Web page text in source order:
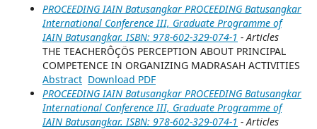
PROCEEDING IAIN Batusangkar PROCEEDING Batusangkar
International Conference III, Graduate Programme of
IAIN Batusangkar. ISBN: 978-602-329-074-1 - Articles
THE TEACHERÔÇÖS PERCEPTION ABOUT PRINCIPAL
COMPETENCE IN ORGANIZING MADRASAH ACTIVITIES
Abstract Download PDF
PROCEEDING IAIN Batusangkar PROCEEDING Batusangkar
International Conference III, Graduate Programme of
IAIN Batusangkar. ISBN: 978-602-329-074-1 - Articles